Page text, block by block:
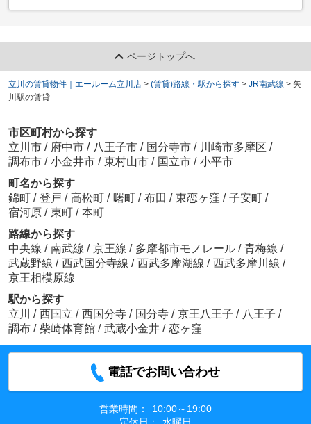
ページトップへ
立川の賃貸物件｜エールーム立川店 > (賃貸)路線・駅から探す > JR南武線 > 矢
川駅の賃貸
市区町村から探す
立川市 / 府中市 / 八王子市 / 国分寺市 / 川崎市多摩区 /
調布市 / 小金井市 / 東村山市 / 国立市 / 小平市
町名から探す
錦町 / 登戸 / 高松町 / 曙町 / 布田 / 東恋ヶ窪 / 子安町 /
宿河原 / 東町 / 本町
路線から探す
中央線 / 南武線 / 京王線 / 多摩都市モノレール / 青梅線 /
武蔵野線 / 西武国分寺線 / 西武多摩湖線 / 西武多摩川線 /
京王相模原線
駅から探す
立川
/ 西国立 / 西国分寺 / 国分寺 / 京王八王子 / 八王子 /
調布 / 柴崎体育館 / 武蔵小金井 / 恋ヶ窪
電話でお問い合わせ
営業時間：
10:00～19:00